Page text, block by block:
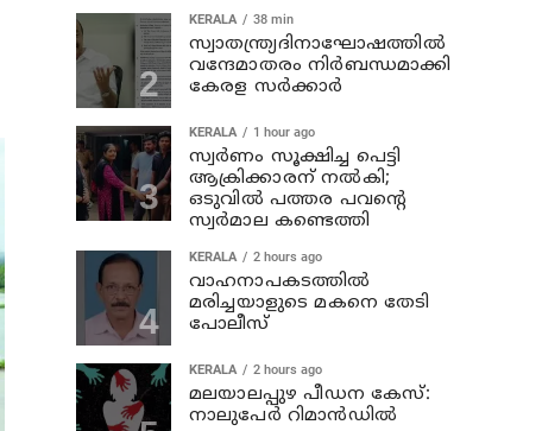
KERALA 38 min
സ്വാതന്ത്ര്യദിനാഘോഷത്തില്‍
വന്ദേമാതരം നിര്‍ബന്ധമാക്കി
കേരള സര്‍ക്കാര്‍
KERALA 1 hour ago
സ്വര്‍ണം സൂക്ഷിച്ച പെട്ടി
ആക്രിക്കാരന് നല്‍കി;
ഒടുവില്‍ പത്തര പവന്റെ
സ്വര്‍മാല കണ്ടെത്തി
KERALA 2 hours ago
വാഹനാപകടത്തില്‍
മരിച്ചയാളുടെ മകനെ തേടി
പോലീസ്
KERALA 2 hours ago
മലയാലപ്പുഴ പീഡന കേസ്:
നാലുപേര്‍ റിമാന്‍ഡില്‍